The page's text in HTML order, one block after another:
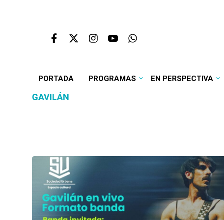
PORTADA PROGRAMAS EN PERSPECTIVA
GAVILÁN